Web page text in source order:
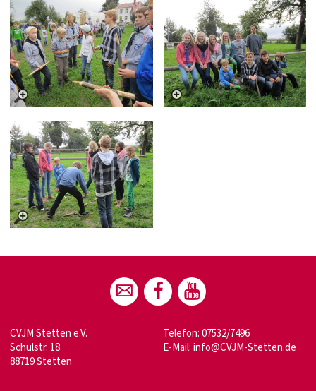
CVJM Stetten e.V.
Schulstr. 18
88719 Stetten
Telefon: 07532/7496
E-Mail:info@CVJM-Stetten.de